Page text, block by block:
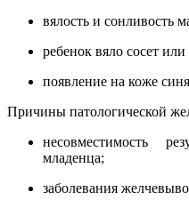
вялость и сонливость
ребенок вяло сосет
появление на коже
Причины патологической
несовместимость
младенца;
заболевания